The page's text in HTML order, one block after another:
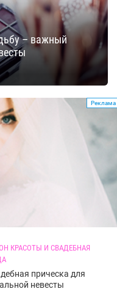
– важный
Реклама
КРАСОТЫ И СВАДЕБНАЯ
прическа для
невесты